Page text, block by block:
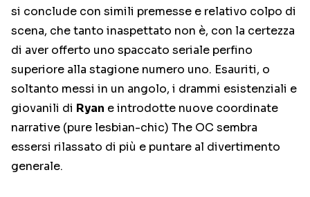
si conclude con simili premesse e relativo colpo di
scena, che tanto inaspettato non è, con la certezza
di aver offerto uno spaccato seriale perfino
superiore alla stagione numero uno. Esauriti, o
soltanto messi in un angolo, i drammi esistenziali e
giovanili di Ryan e introdotte nuove coordinate
narrative (pure lesbian-chic) The OC sembra
essersi rilassato di più e puntare al divertimento
generale.